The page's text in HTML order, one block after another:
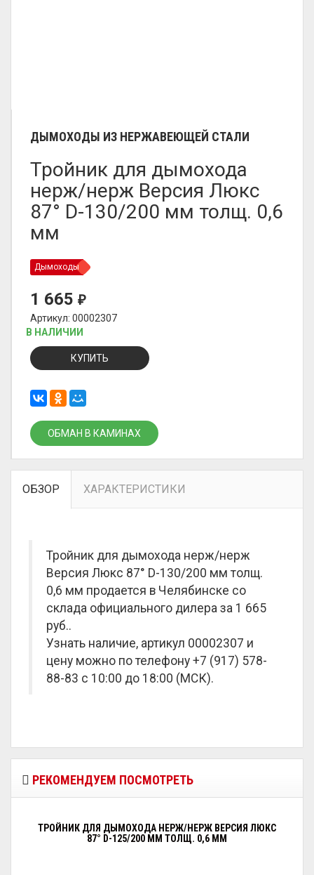
ДЫМОХОДЫ ИЗ НЕРЖАВЕЮЩЕЙ СТАЛИ
Тройник для дымохода
нерж/нерж Версия Люкс
87° D-130/200 мм толщ. 0,6
мм
Дымоходы
1 665 ₽
Артикул: 00002307
В НАЛИЧИИ
КУПИТЬ
ОБМАН В КАМИНАХ
ОБЗОР ХАРАКТЕРИСТИКИ
Тройник для дымохода нерж/нерж
Версия Люкс 87° D-130/200 мм толщ.
0,6 мм продается в Челябинске со
склада официального дилера за 1 665
руб..
Узнать наличие, артикул 00002307 и
цену можно по телефону +7 (917) 578-
88-83 с 10:00 до 18:00 (МСК).
РЕКОМЕНДУЕМ ПОСМОТРЕТЬ
ТРОЙНИК ДЛЯ ДЫМОХОДА НЕРЖ/НЕРЖ ВЕРСИЯ ЛЮКС
87° D-125/200 ММ ТОЛЩ. 0,6 ММ